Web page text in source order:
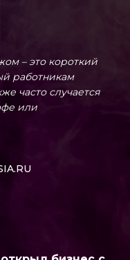
– это короткий
работникам
часто случается
или